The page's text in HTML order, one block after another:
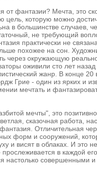
от фантазии? Мечта, это
которую можно
в большинстве случаев,
не требующий
практически не
похожее на сон.
через окружающую
оживили сто лет
жанр. В конце
Грие - один из ярких и
мечтать и
мечты", это
сказочная работа,
Отличительная
форм и сооружений,
и висят в облаках. И это
в каждой
настолько